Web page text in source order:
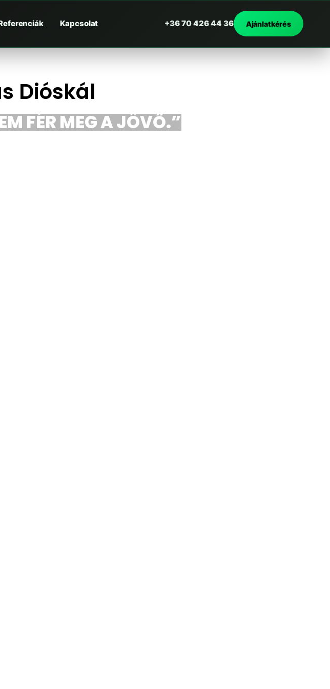
Kapcsolat +36 70 426 44 36 Ajánlatkérés
Dióskál
FÉR MEG A JÖVŐ.”